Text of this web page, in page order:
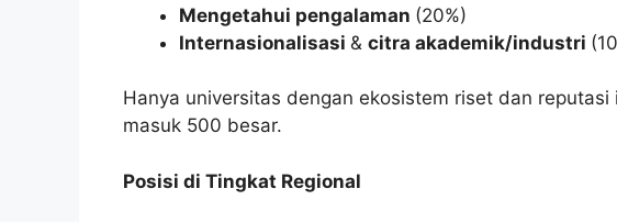
Mengetahui pengalaman (20%)
Internasionalisasi & citra akademik/industri
Hanya universitas dengan ekosistem riset dan
masuk 500 besar.
Posisi di Tingkat Regional